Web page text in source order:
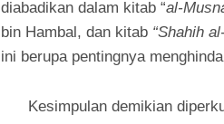
diabadikan dalam kitab “al-
bin Hambal, dan kitab “Shahih
ini berupa pentingnya
Kesimpulan demikian